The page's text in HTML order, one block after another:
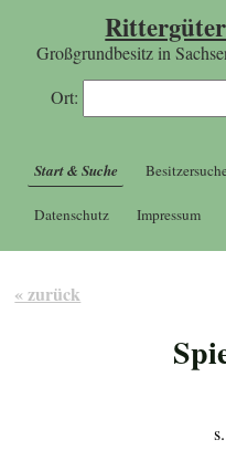
Großgrundbesitz in
Ort:
Start & Suche
Datenschutz Impressum
« zurück